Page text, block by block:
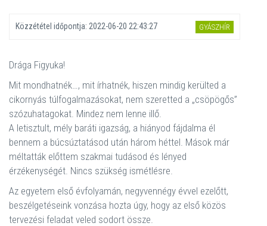
Közzététel időpontja: 2022-06-20 22:43:27 GYÁSZHÍR
Drága Figyuka!
Mit mondhatnék…, mit írhatnék, hiszen mindig kerülted a
cikornyás túlfogalmazásokat, nem szeretted a „csöpögős”
szózuhatagokat. Mindez nem lenne illő.
A letisztult, mély baráti igazság, a hiányod fájdalma él
bennem a búcsúztatásod után három héttel. Mások már
méltatták előttem szakmai tudásod és lényed
érzékenységét. Nincs szükség ismétlésre.
Az egyetem első évfolyamán, negyvennégy évvel ezelőtt,
beszélgetéseink vonzása hozta úgy, hogy az első közös
tervezési feladat veled sodort össze.